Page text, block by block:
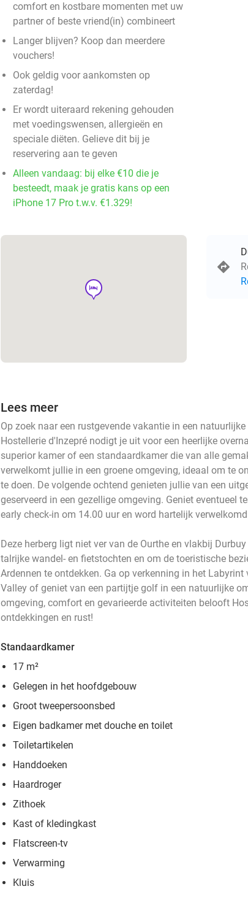
comfort en kostbare momenten met uw
partner of beste vriend(in) combineert
Langer blijven? Koop dan meerdere
vouchers!
Ook geldig voor aankomsten op
zaterdag!
Er wordt uiteraard rekening gehouden
met voedingswensen, allergieën en
speciale diëten. Gelieve dit bij je
reservering aan te geven
Alleen vandaag: bij elke €10 die je
besteedt, maak je gratis kans op een
iPhone 17 Pro t.w.v. €1.329!
hotel
Lees meer
Op zoek naar een rustgevende vakantie in een
Hostellerie d'Inzepré nodigt je uit voor een heerlijke
superior kamer of een standaardkamer die van alle
verwelkomt jullie in een groene omgeving, ideaal om te
te doen. De volgende ochtend genieten jullie van een
geserveerd in een gezellige omgeving. Geniet eventueel
early check-in om 14.00 uur en word hartelijk
Deze herberg ligt niet ver van de Ourthe en vlakbij
talrijke wandel- en fietstochten en om de toeristische
Ardennen te ontdekken. Ga op verkenning in het
Valley of geniet van een partijtje golf in een natuurlijke
omgeving, comfort en gevarieerde activiteiten belooft
ontdekkingen en rust!
Standaardkamer
17 m²
Gelegen in het hoofdgebouw
Groot tweepersoonsbed
Eigen badkamer met douche en toilet
Toiletartikelen
Handdoeken
Haardroger
Zithoek
Kast of kledingkast
Flatscreen-tv
Verwarming
Kluis